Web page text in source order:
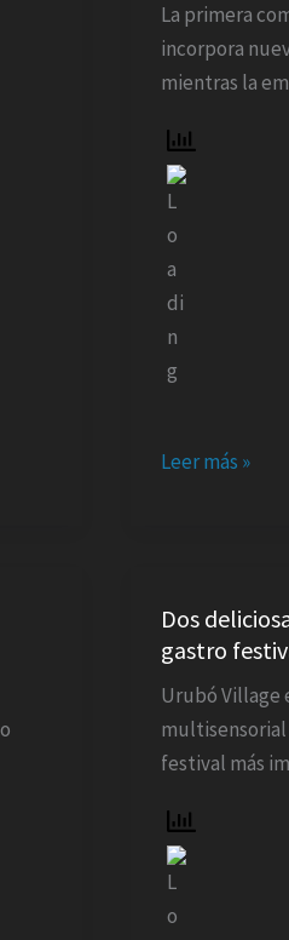
La primera
incorpora
mientras la
sumando
grandes
nacionales
y
emociona
con
su
poderosa
apuesta
por
familiar
Leer más »
Dos
gastro
Urubó Village
festival más
deliciosas
jornadas
con
Gusto»,
gastro
festival
más
importante